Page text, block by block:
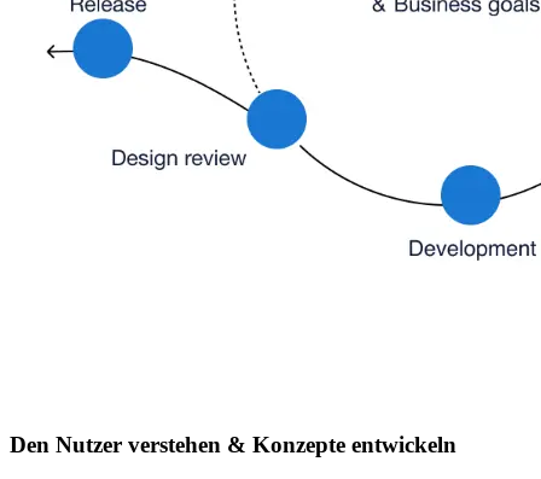
Den Nutzer verstehen & Konzepte entwickeln